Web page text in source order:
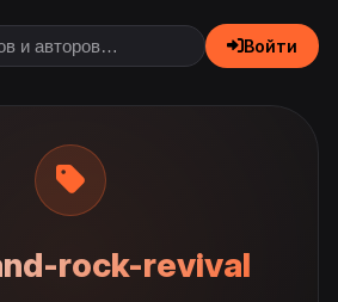
Войти
rock-revival